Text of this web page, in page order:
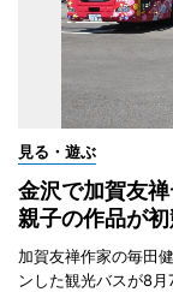
見る・遊ぶ
金沢で加賀友
親子の作品が
加賀友禅作家の毎田
ンした観光バスが8